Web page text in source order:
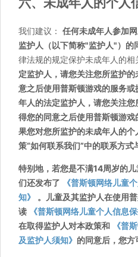
我们建议： 任何未成年人参加
监护人（以下简称"监护人"）的
律法规的规定保护未成年人的相
定监护人，请您关注您所监护
意之后使用普斯顿游戏的服务
年人的法定监护人，请您关注
得您的同意之后使用普斯顿游
果您对您所监护的未成年人的
策“如何联系我们”中的联系方式
特别地，若您是不满14周岁的
们还发布了
《普斯顿网络儿童
知》
。儿童及其监护人在使用
读
《普斯顿网络儿童个人信息
在取得监护人对本政策和
《普
及监护人须知》 的同意后，您方